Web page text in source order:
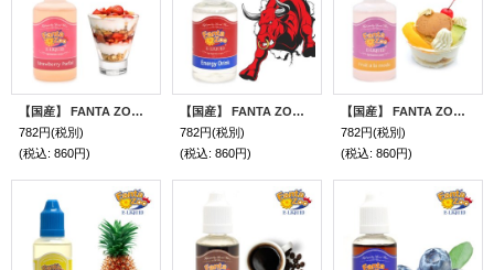
【国産】 FANTA ZOO - E-LIQUID （ストロベリーパフェ）【電子タバコ／電子シーシャ／VAPE用・補充リキッド】
782円(税別)
(税込: 860円)
【国産】 FANTA ZOO - E-LIQUID （エネルギードリンク）【電子タバコ／電子シーシャ／VAPE用・補充リキッド】
782円(税別)
(税込: 860円)
【国産】 FANTA ZOO - E-LIQUID （フルーツ・アラモード）【電子タバコ／電子シーシャ／VAPE用・補充リキッド】
782円(税別)
(税込: 860円)